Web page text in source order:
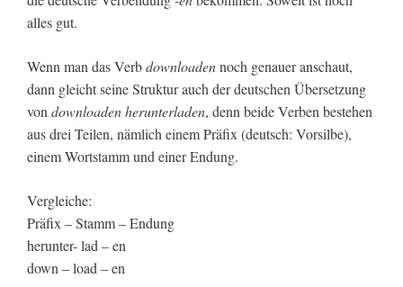
alles gut.
Wenn man das Verbdownloadennoch genauer anschaut,
dann gleicht seine Struktur auch der deutschen Übersetzung
von downloadenherunterladen, denn beide Verben bestehen
aus drei Teilen, nämlich einem Präfix (deutsch: Vorsilbe),
einem Wortstamm und einer Endung.
Vergleiche:
Präfix – Stamm – Endung
herunter- lad – en
down – load – en